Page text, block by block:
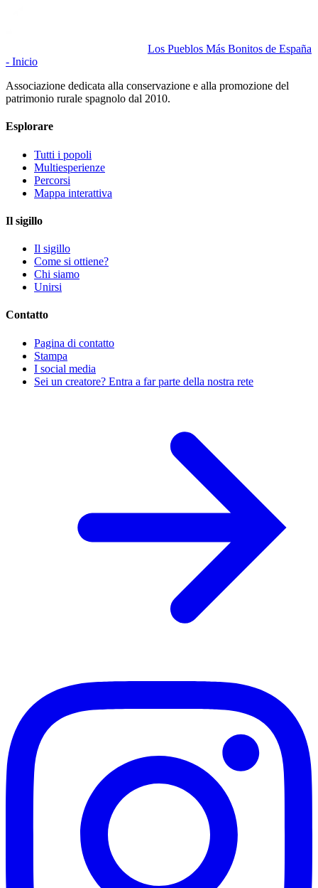
Los Pueblos Más Bonitos de España
- Inicio
Associazione dedicata alla conservazione e alla promozione del
patrimonio rurale spagnolo dal 2010.
Esplorare
Tutti i popoli
Multiesperienze
Percorsi
Mappa interattiva
Il sigillo
Il sigillo
Come si ottiene?
Chi siamo
Unirsi
Contatto
Pagina di contatto
Stampa
I social media
Sei un creatore? Entra a far parte della nostra rete